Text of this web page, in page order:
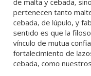
pertenecen tanto
cebada, de lúpulo, y
sentido es que la
vínculo de mutua
fortalecimiento de
cebada, como